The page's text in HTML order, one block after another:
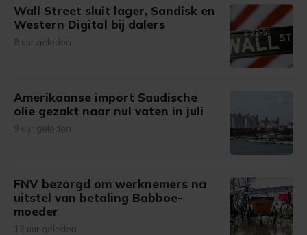
Wall Street sluit lager, Sandisk en
Western Digital bij dalers
8 uur geleden
Amerikaanse import Saudische
olie gezakt naar nul vaten in juli
9 uur geleden
FNV bezorgd om werknemers na
uitstel van betaling Babboe-
moeder
12 uur geleden